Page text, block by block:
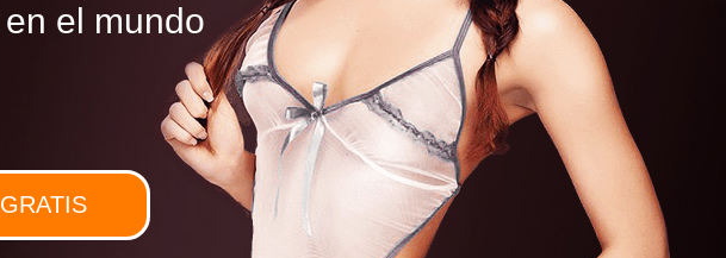
el mundo